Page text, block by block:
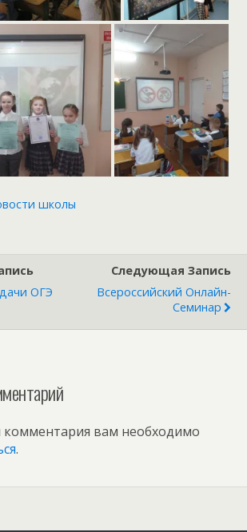
школы
ОГЭ
Следующая Запись
Всероссийский Онлайн-
Семинар
комментария вам необходимо
.